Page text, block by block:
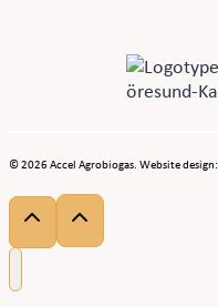
© 2026 Accel Agrobiogas. Website design: